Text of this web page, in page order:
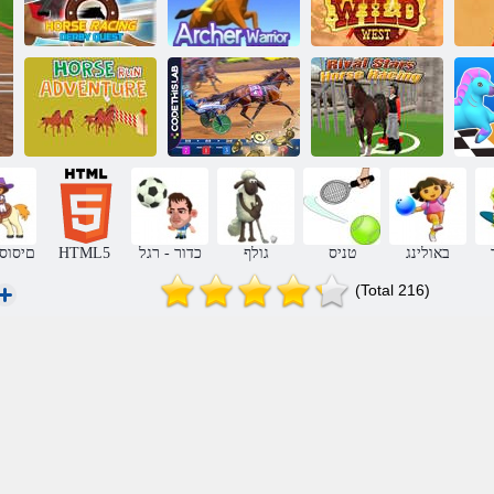
טסווק יברד םיסוס
ץורמ
םיתשקה םחול ירמגל עורפ ברעמ
םיסוס תציר
תואקתפרה
םותר ץורמ
Rival Stars לש
םיסוס ץורימ
HTML5 כדור - רגל גולף טניס באולינג
(Total 216)